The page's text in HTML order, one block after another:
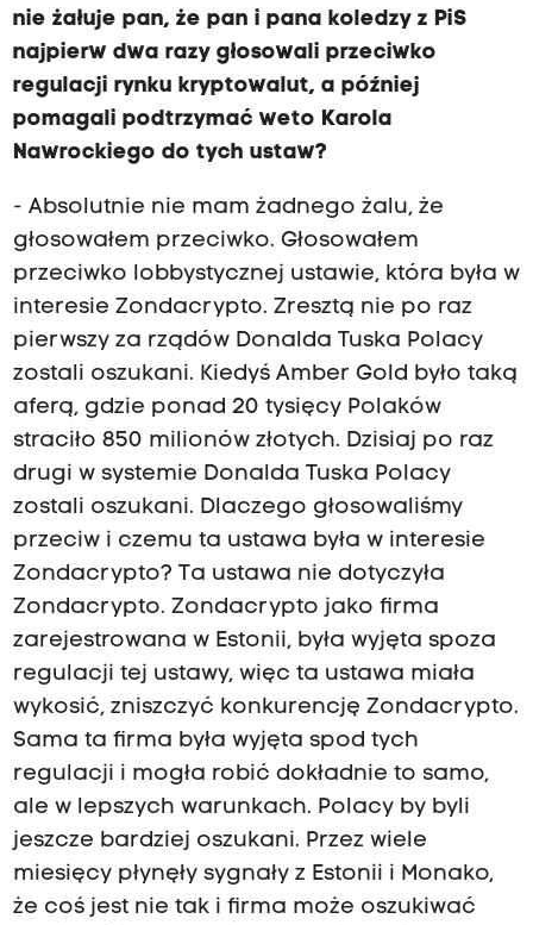
nie żałuje pan, że pan i pana koledzy z PiS
najpierw dwa razy głosowali przeciwko
regulacji rynku kryptowalut, a później
pomagali podtrzymać weto Karola
Nawrockiego do tych ustaw?
- Absolutnie nie mam żadnego żalu, że
głosowałem przeciwko. Głosowałem
przeciwko lobbystycznej ustawie, która była w
interesie Zondacrypto. Zresztą nie po raz
pierwszy za rządów Donalda Tuska Polacy
zostali oszukani. Kiedyś Amber Gold było taką
aferą, gdzie ponad 20 tysięcy Polaków
straciło 850 milionów złotych. Dzisiaj po raz
drugi w systemie Donalda Tuska Polacy
zostali oszukani. Dlaczego głosowaliśmy
przeciw i czemu ta ustawa była w interesie
Zondacrypto? Ta ustawa nie dotyczyła
Zondacrypto. Zondacrypto jako firma
zarejestrowana w Estonii, była wyjęta spoza
regulacji tej ustawy, więc ta ustawa miała
wykosić, zniszczyć konkurencję Zondacrypto.
Sama ta firma była wyjęta spod tych
regulacji i mogła robić dokładnie to samo,
ale w lepszych warunkach. Polacy by byli
jeszcze bardziej oszukani. Przez wiele
miesięcy płynęły sygnały z Estonii i Monako,
że coś jest nie tak i firma może oszukiwać